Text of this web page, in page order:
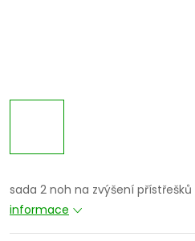
sada 2 noh na zvýšení
informace